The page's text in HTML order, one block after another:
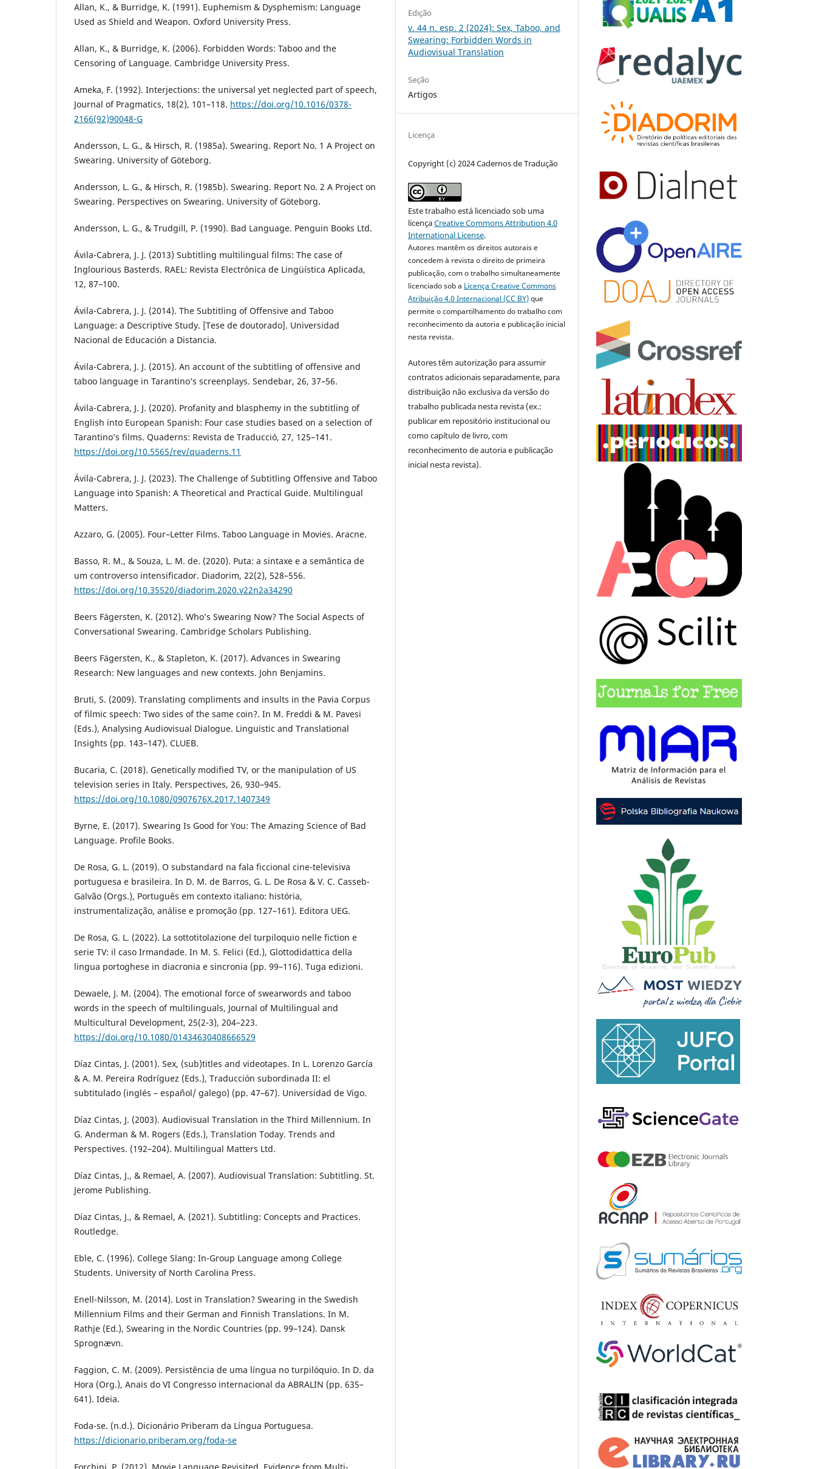
Allan, K., & Burridge, K. (1991). Euphemism & Dysphemism: Language
Used as Shield and Weapon. Oxford University Press.
Allan, K., & Burridge, K. (2006). Forbidden Words: Taboo and the
Censoring of Language. Cambridge University Press.
Ameka, F. (1992). Interjections: the universal yet neglected part of speech,
Journal of Pragmatics, 18(2), 101–118. https://doi.org/10.1016/0378-
2166(92)90048-G
Andersson, L. G., & Hirsch, R. (1985a). Swearing. Report No. 1 A Project on
Swearing. University of Göteborg.
Andersson, L. G., & Hirsch, R. (1985b). Swearing. Report No. 2 A Project on
Swearing. Perspectives on Swearing. University of Göteborg.
Andersson, L. G., & Trudgill, P. (1990). Bad Language. Penguin Books Ltd.
Ávila-Cabrera, J. J. (2013) Subtitling multilingual films: The case of
Inglourious Basterds. RAEL: Revista Electrónica de Lingüística Aplicada,
12, 87–100.
Ávila-Cabrera, J. J. (2014). The Subtitling of Offensive and Taboo
Language: a Descriptive Study. [Tese de doutorado]. Universidad
Nacional de Educación a Distancia.
Ávila-Cabrera, J. J. (2015). An account of the subtitling of offensive and
taboo language in Tarantino’s screenplays. Sendebar, 26, 37–56.
Ávila-Cabrera, J. J. (2020). Profanity and blasphemy in the subtitling of
English into European Spanish: Four case studies based on a selection of
Tarantino’s films. Quaderns: Revista de Traducció, 27, 125–141.
https://doi.org/10.5565/rev/quaderns.11
Ávila-Cabrera, J. J. (2023). The Challenge of Subtitling Offensive and Taboo
Language into Spanish: A Theoretical and Practical Guide. Multilingual
Matters.
Azzaro, G. (2005). Four–Letter Films. Taboo Language in Movies. Aracne.
Basso, R. M., & Souza, L. M. de. (2020). Puta: a sintaxe e a semântica de
um controverso intensificador. Diadorim, 22(2), 528–556.
https://doi.org/10.35520/diadorim.2020.v22n2a34290
Beers Fägersten, K. (2012). Who’s Swearing Now? The Social Aspects of
Conversational Swearing. Cambridge Scholars Publishing.
Beers Fägersten, K., & Stapleton, K. (2017). Advances in Swearing
Research: New languages and new contexts. John Benjamins.
Bruti, S. (2009). Translating compliments and insults in the Pavia Corpus
of filmic speech: Two sides of the same coin?. In M. Freddi & M. Pavesi
(Eds.), Analysing Audiovisual Dialogue. Linguistic and Translational
Insights (pp. 143–147). CLUEB.
Bucaria, C. (2018). Genetically modified TV, or the manipulation of US
television series in Italy. Perspectives, 26, 930–945.
https://doi.org/10.1080/0907676X.2017.1407349
Byrne, E. (2017). Swearing Is Good for You: The Amazing Science of Bad
Language. Profile Books.
De Rosa, G. L. (2019). O substandard na fala ficcional cine-televisiva
portuguesa e brasileira. In D. M. de Barros, G. L. De Rosa & V. C. Casseb-
Galvão (Orgs.), Português em contexto italiano: história,
instrumentalização, análise e promoção (pp. 127–161). Editora UEG.
De Rosa, G. L. (2022). La sottotitolazione del turpiloquio nelle fiction e
serie TV: il caso Irmandade. In M. S. Felici (Ed.), Glottodidattica della
lingua portoghese in diacronia e sincronia (pp. 99–116). Tuga edizioni.
Dewaele, J. M. (2004). The emotional force of swearwords and taboo
words in the speech of multilinguals, Journal of Multilingual and
Multicultural Development, 25(2-3), 204–223.
https://doi.org/10.1080/01434630408666529
Díaz Cintas, J. (2001). Sex, (sub)titles and videotapes. In L. Lorenzo García
& A. M. Pereira Rodríguez (Eds.), Traducción subordinada II: el
subtitulado (inglés – español/ galego) (pp. 47–67). Universidad de Vigo.
Díaz Cintas, J. (2003). Audiovisual Translation in the Third Millennium. In
G. Anderman & M. Rogers (Eds.), Translation Today. Trends and
Perspectives. (192–204). Multilingual Matters Ltd.
Díaz Cintas, J., & Remael, A. (2007). Audiovisual Translation: Subtitling. St.
Jerome Publishing.
Díaz Cintas, J., & Remael, A. (2021). Subtitling: Concepts and Practices.
Routledge.
Eble, C. (1996). College Slang: In-Group Language among College
Students. University of North Carolina Press.
Enell-Nilsson, M. (2014). Lost in Translation? Swearing in the Swedish
Millennium Films and their German and Finnish Translations. In M.
Rathje (Ed.), Swearing in the Nordic Countries (pp. 99–124). Dansk
Sprognævn.
Faggion, C. M. (2009). Persistência de uma língua no turpilóquio. In D. da
Hora (Org.), Anais do VI Congresso internacional da ABRALIN (pp. 635–
641). Ideia.
Foda-se. (n.d.). Dicionário Priberam da Língua Portuguesa.
https://dicionario.priberam.org/foda-se
Edição
v. 44 n. esp. 2 (2024): Sex, Taboo, and
Swearing: Forbidden Words in
Audiovisual Translation
Seção
Artigos
Licença
Copyright (c) 2024 Cadernos de Tradução
Este trabalho está licenciado sob uma
licençaCreative Commons Attribution 4.0
International License.
Autores mantêm os direitos autorais e
concedem à revista o direito de primeira
publicação, com o trabalho simultaneamente
licenciado sob a Licença Creative Commons
Atribuição 4.0 Internacional (CC BY)que
permite o compartilhamento do trabalho com
reconhecimento da autoria e publicação inicial
nesta revista.
Autores têm autorização para assumir
contratos adicionais separadamente, para
distribuição não exclusiva da versão do
trabalho publicada nesta revista (ex.:
publicar em repositório institucional ou
como capítulo de livro, com
reconhecimento de autoria e publicação
inicial nesta revista).